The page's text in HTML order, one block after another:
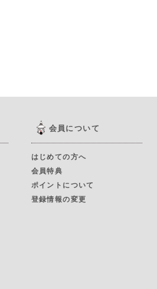
会員について
はじめての方へ
会員特典
ポイントについて
登録情報の変更